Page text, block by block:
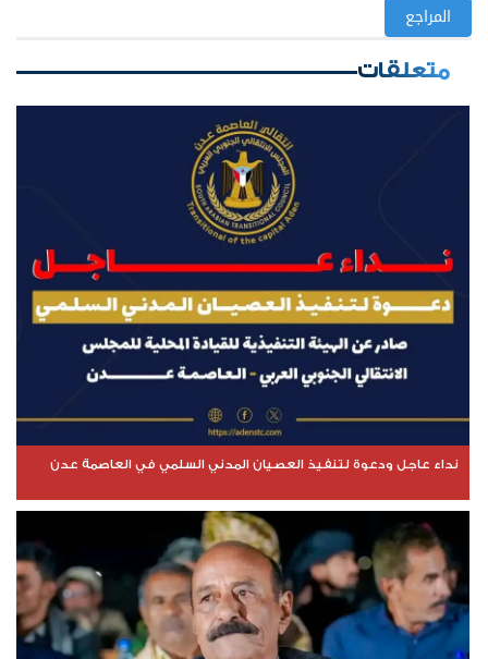
المراجع
متعلقات
نداء عاجل ودعوة لتنفيذ العصيان المدني السلمي في العاصمة عدن